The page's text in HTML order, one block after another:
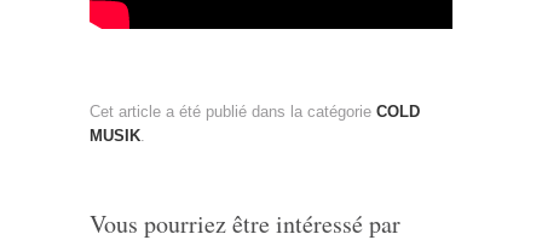
Cet article a été publié dans la catégorie COLD
MUSIK.
Vous pourriez être intéressé par